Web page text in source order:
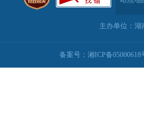
主办单位：湖
备案号：湘ICP备05000618